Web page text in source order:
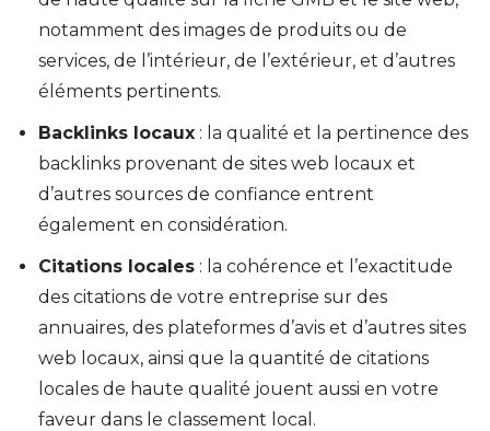
notamment des images de produits ou de
services, de l’intérieur, de l’extérieur, et d’autres
éléments pertinents.
Backlinks locaux : la qualité et la pertinence des
backlinks provenant de sites web locaux et
d’autres sources de confiance entrent
également en considération.
Citations locales : la cohérence et l’exactitude
des citations de votre entreprise sur des
annuaires, des plateformes d’avis et d’autres sites
web locaux, ainsi que la quantité de citations
locales de haute qualité jouent aussi en votre
faveur dans le classement local.